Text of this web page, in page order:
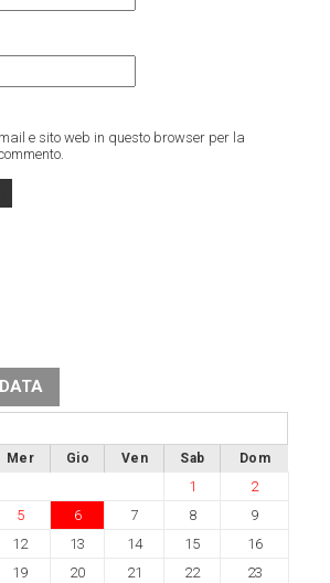
e sito web in questo browser per la
Mer Gio Ven Sab Dom
1
2
5 6 7 8
9
12 13 14 15
16
19 20 21 22
23